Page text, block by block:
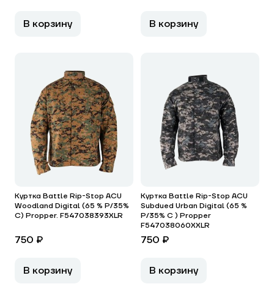
В корзину В корзину
Куртка Battle Rip-Stop ACU
Woodland Digital (65 % P/35%
C) Propper. F547038393XLR
750 ₽
В корзину
Куртка Battle Rip-Stop ACU
Subdued Urban Digital (65 %
P/35% C ) Propper
F547038060XXLR
750 ₽
В корзину